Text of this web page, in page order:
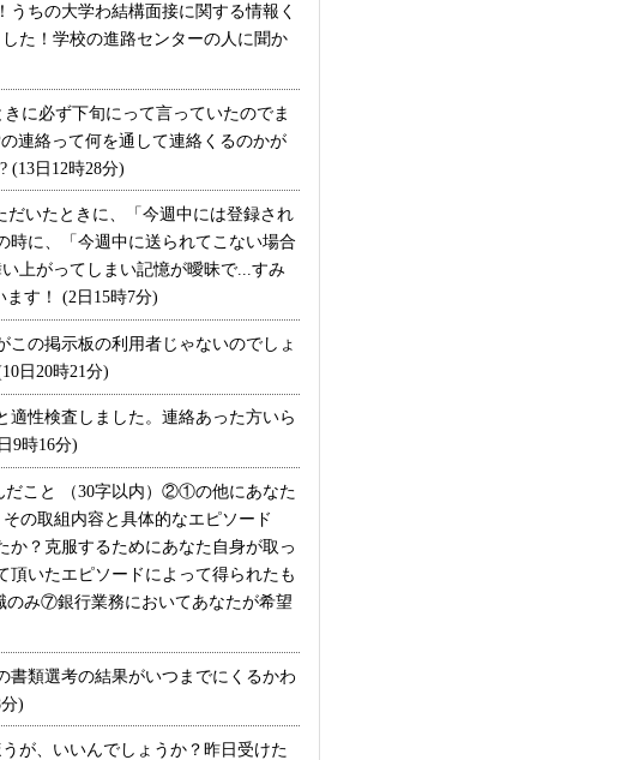
ちの大学わ結構面接に関する情報く
た！学校の進路センターの人に聞か
に必ず下旬にって言っていたのでま
連絡って何を通して連絡くるのかが
(13日12時28分)
いたときに、「今週中には登録され
時に、「今週中に送られてこない場合
上がってしまい記憶が曖昧で...すみ
す！ (2日15時7分)
の掲示板の利用者じゃないのでしょ
日20時21分)
性検査しました。連絡あった方いら
9時16分)
だこと （30字以内）②①の他にあなた
の取組内容と具体的なエピソード
？克服するためにあなた自身が取っ
いたエピソードによって得られたも
のみ⑦銀行業務においてあなたが希望
類選考の結果がいつまでにくるかわ
)
が、いいんでしょうか？昨日受けた